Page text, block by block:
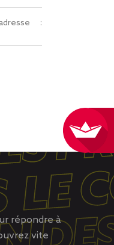
:
répondre à
vite